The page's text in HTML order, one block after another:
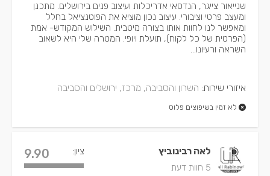
שנייאור צייגר, הנדסאי אדריכלות ועיצוב פנים בירושלים. מתכנן
ומעצב פרטי וציבורי. עיצוב נכון מוציא את הפוטנציאל בחלל
ומאפשר לנו לחוות אותו בצורה מיטבית. השילוש המקודש- אמת
(הפרטית של כל לקוח), תועלת ויופי. המטרה שלי היא לשאוב
השראה ורעיונו...
איזורי שירות: השרון והסביבה, מרכז, ירושלים והסביבה
לא זמין בשיפוצים פלוס
לאה רבינוביץ
5 חוות דעת
ציון: 9.90